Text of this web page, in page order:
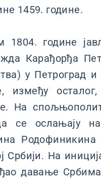
1459. године.
1804. године
Карађорђа
у Петроград
између
На
се ослањају
Србији. На
давање